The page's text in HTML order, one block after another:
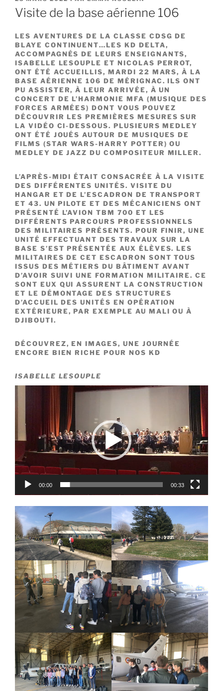
LE
Visite de la base aérienne 106
LES AVENTURES DE LA CLASSE CDSG DE
BLAYE CONTINUENT…LES KD DELTA,
ACCOMPAGNÉS DE LEURS ENSEIGNANTS,
ISABELLE LESOUPLE ET NICOLAS PERROT,
ONT ÉTÉ ACCUEILLIS, MARDI 22 MARS, À LA
BASE AÉRIENNE 106 DE MÉRIGNAC. ILS ONT
PU ASSISTER, À LEUR ARRIVÉE, À UN
CONCERT DE L’HARMONIE MFA (MUSIQUE DES
FORCES ARMÉES) DONT VOUS POUVEZ
DÉCOUVRIR LES PREMIÈRES MESURES SUR
LA VIDÉO CI-DESSOUS. PLUSIEURS MEDLEY
ONT ÉTÉ JOUÉS AUTOUR DE MUSIQUES DE
FILMS (STAR WARS-HARRY POTTER) OU
MEDLEY DE JAZZ DU COMPOSITEUR MILLER.
L’APRÈS-MIDI ÉTAIT CONSACRÉE À LA VISITE
DES DIFFÉRENTES UNITÉS. VISITE DU
HANGAR ET DE L’ESCADRON DE TRANSPORT
ET 43. UN PILOTE ET DES MÉCANICIENS ONT
PRÉSENTÉ L’AVION TBM 700 ET LES
DIFFÉRENTS PARCOURS PROFESSIONNELS
DES MILITAIRES PRÉSENTS. POUR FINIR, UNE
UNITÉ EFFECTUANT DES TRAVAUX SUR LA
BASE S’EST PRÉSENTÉE AUX ÉLÈVES. LES
MILITAIRES DE CET ESCADRON SONT TOUS
ISSUS DES MÉTIERS DU BÂTIMENT AVANT
D’AVOIR SUIVI UNE FORMATION MILITAIRE. CE
SONT EUX QUI ASSURENT LA CONSTRUCTION
ET LE DÉMONTAGE DES STRUCTURES
D’ACCUEIL DES UNITÉS EN OPÉRATION
EXTÉRIEURE, PAR EXEMPLE AU MALI OU À
DJIBOUTI.
DÉCOUVREZ, EN IMAGES, UNE JOURNÉE
ENCORE BIEN RICHE POUR NOS KD
ISABELLE LESOUPLE
00:00 00:33